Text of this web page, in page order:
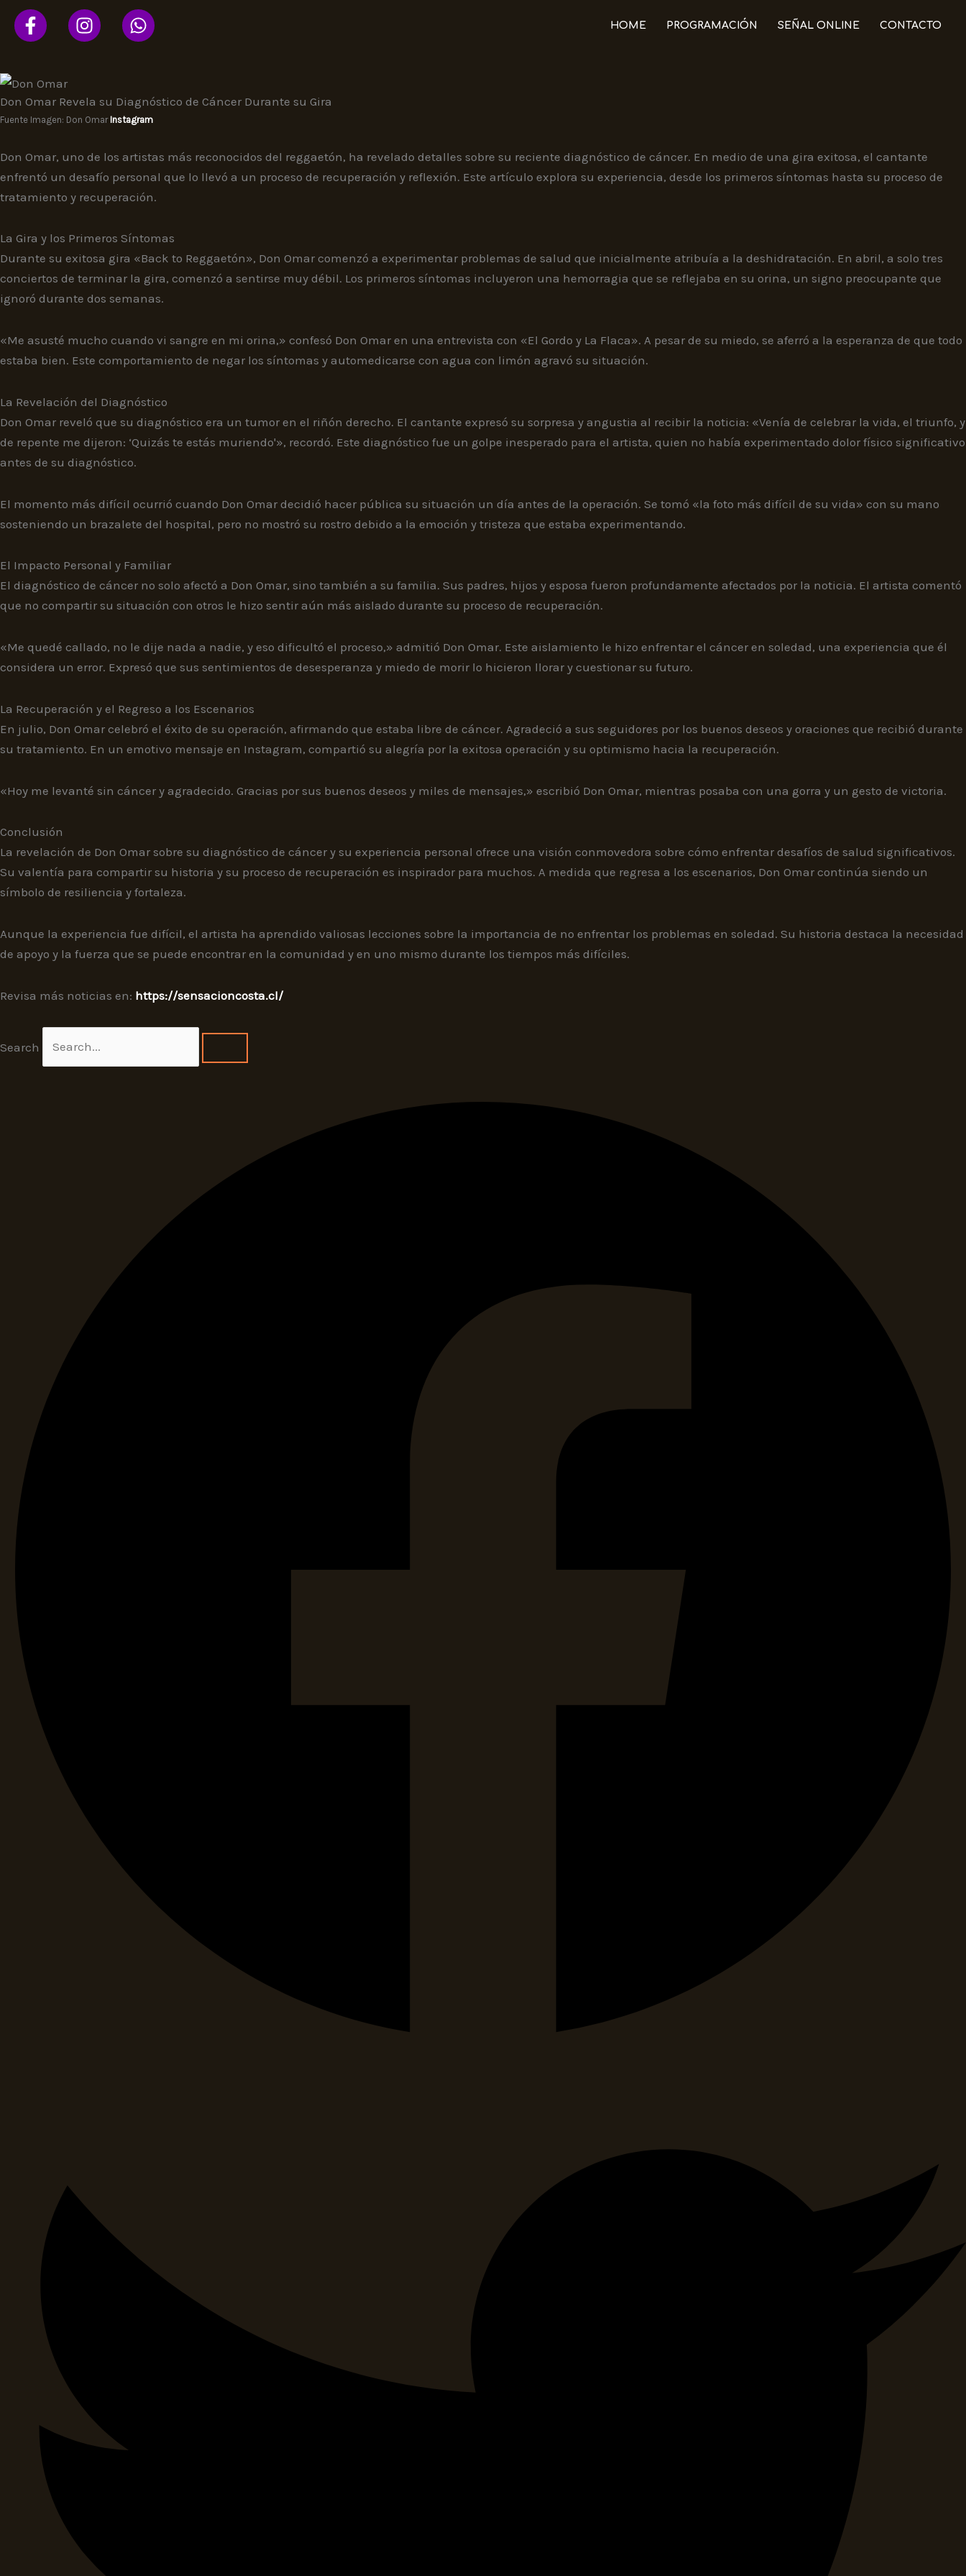
HOME PROGRAMACIÓN SEÑAL ONLINE CONTACTO
Don Omar Revela su Diagnóstico de Cáncer Durante su Gira
Fuente Imagen: Don Omar Instagram
Don Omar, uno de los artistas más reconocidos del reggaetón, ha revelado detalles sobre su reciente diagnóstico de cáncer. En medio de una gira exitosa, el cantante
enfrentó un desafío personal que lo llevó a un proceso de recuperación y reflexión. Este artículo explora su experiencia, desde los primeros síntomas hasta su proceso de
tratamiento y recuperación.
La Gira y los Primeros Síntomas
Durante su exitosa gira «Back to Reggaetón», Don Omar comenzó a experimentar problemas de salud que inicialmente atribuía a la deshidratación. En abril, a solo tres
conciertos de terminar la gira, comenzó a sentirse muy débil. Los primeros síntomas incluyeron una hemorragia que se reflejaba en su orina, un signo preocupante que
ignoró durante dos semanas.
«Me asusté mucho cuando vi sangre en mi orina,» confesó Don Omar en una entrevista con «El Gordo y La Flaca». A pesar de su miedo, se aferró a la esperanza de que todo
estaba bien. Este comportamiento de negar los síntomas y automedicarse con agua con limón agravó su situación.
La Revelación del Diagnóstico
Don Omar reveló que su diagnóstico era un tumor en el riñón derecho. El cantante expresó su sorpresa y angustia al recibir la noticia: «Venía de celebrar la vida, el triunfo, y
de repente me dijeron: ‘Quizás te estás muriendo'», recordó. Este diagnóstico fue un golpe inesperado para el artista, quien no había experimentado dolor físico significativo
antes de su diagnóstico.
El momento más difícil ocurrió cuando Don Omar decidió hacer pública su situación un día antes de la operación. Se tomó «la foto más difícil de su vida» con su mano
sosteniendo un brazalete del hospital, pero no mostró su rostro debido a la emoción y tristeza que estaba experimentando.
El Impacto Personal y Familiar
El diagnóstico de cáncer no solo afectó a Don Omar, sino también a su familia. Sus padres, hijos y esposa fueron profundamente afectados por la noticia. El artista comentó
que no compartir su situación con otros le hizo sentir aún más aislado durante su proceso de recuperación.
«Me quedé callado, no le dije nada a nadie, y eso dificultó el proceso,» admitió Don Omar. Este aislamiento le hizo enfrentar el cáncer en soledad, una experiencia que él
considera un error. Expresó que sus sentimientos de desesperanza y miedo de morir lo hicieron llorar y cuestionar su futuro.
La Recuperación y el Regreso a los Escenarios
En julio, Don Omar celebró el éxito de su operación, afirmando que estaba libre de cáncer. Agradeció a sus seguidores por los buenos deseos y oraciones que recibió durante
su tratamiento. En un emotivo mensaje en Instagram, compartió su alegría por la exitosa operación y su optimismo hacia la recuperación.
«Hoy me levanté sin cáncer y agradecido. Gracias por sus buenos deseos y miles de mensajes,» escribió Don Omar, mientras posaba con una gorra y un gesto de victoria.
Conclusión
La revelación de Don Omar sobre su diagnóstico de cáncer y su experiencia personal ofrece una visión conmovedora sobre cómo enfrentar desafíos de salud significativos.
Su valentía para compartir su historia y su proceso de recuperación es inspirador para muchos. A medida que regresa a los escenarios, Don Omar continúa siendo un
símbolo de resiliencia y fortaleza.
Aunque la experiencia fue difícil, el artista ha aprendido valiosas lecciones sobre la importancia de no enfrentar los problemas en soledad. Su historia destaca la necesidad
de apoyo y la fuerza que se puede encontrar en la comunidad y en uno mismo durante los tiempos más difíciles.
Revisa más noticias en: https://sensacioncosta.cl/
Search